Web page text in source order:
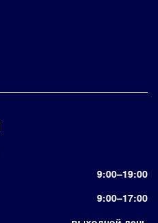
9:00–19:00
9:00–17:00